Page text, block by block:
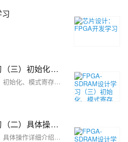
FPGA-SDRAM设计学习（三）初始化、模式寄存器、激活和读命令
FPGA-SDRAM设计学习（三）初始化、模式寄存器、激活和读命令
FPGA-SDRAM设计学习（二）具体操作详细介绍（文档阅读）
FPGA-SDRAM设计学习（二）具体操作详细介绍（文档阅读）